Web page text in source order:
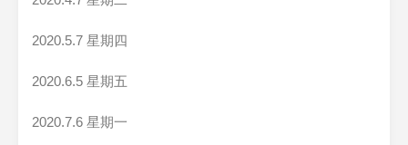
2020.5.7 星期四
2020.6.5 星期五
2020.7.6 星期一